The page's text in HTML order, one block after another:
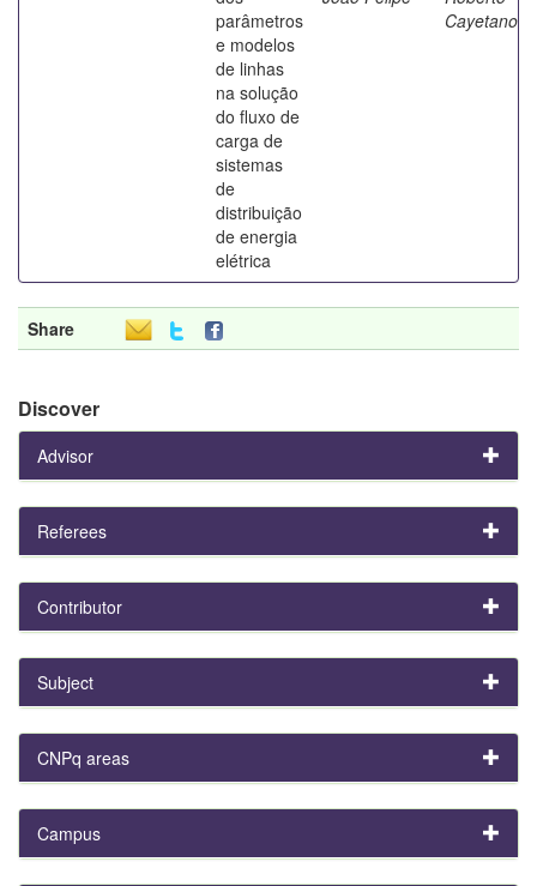
parâmetros
e modelos
de linhas
na solução
do fluxo de
carga de
sistemas
de
distribuição
de energia
elétrica
Cayetano
Share
Discover
Advisor
Referees
Contributor
Subject
CNPq areas
Campus